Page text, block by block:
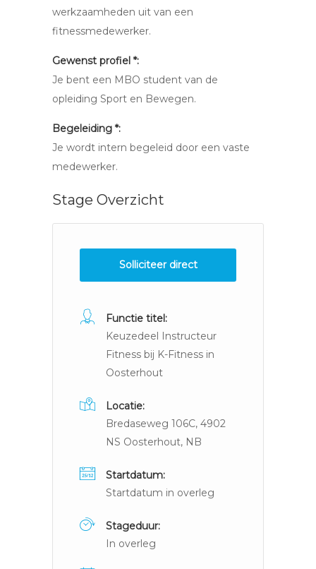
werkzaamheden uit van een
fitnessmedewerker.
Gewenst profiel *:
Je bent een MBO student van de
opleiding Sport en Bewegen.
Begeleiding *:
Je wordt intern begeleid door een vaste
medewerker.
Stage Overzicht
Solliciteer direct
Functie titel:
Keuzedeel Instructeur
Fitness bij K-Fitness in
Oosterhout
Locatie:
Bredaseweg 106C, 4902
NS Oosterhout, NB
Startdatum:
Startdatum in overleg
Stageduur:
In overleg